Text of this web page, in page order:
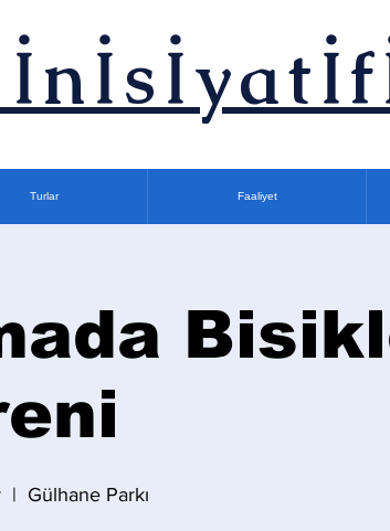
Turlar Faaliyet
  |
Gülhane Parkı